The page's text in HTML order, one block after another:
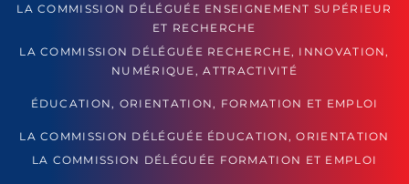
LA COMMISSION DÉLÉGUÉE ENSEIGNEMENT SUPÉRIEUR
ET RECHERCHE
LA COMMISSION DÉLÉGUÉE RECHERCHE, INNOVATION,
NUMÉRIQUE, ATTRACTIVITÉ
ÉDUCATION, ORIENTATION, FORMATION ET EMPLOI
LA COMMISSION DÉLÉGUÉE ÉDUCATION, ORIENTATION
LA COMMISSION DÉLÉGUÉE FORMATION ET EMPLOI